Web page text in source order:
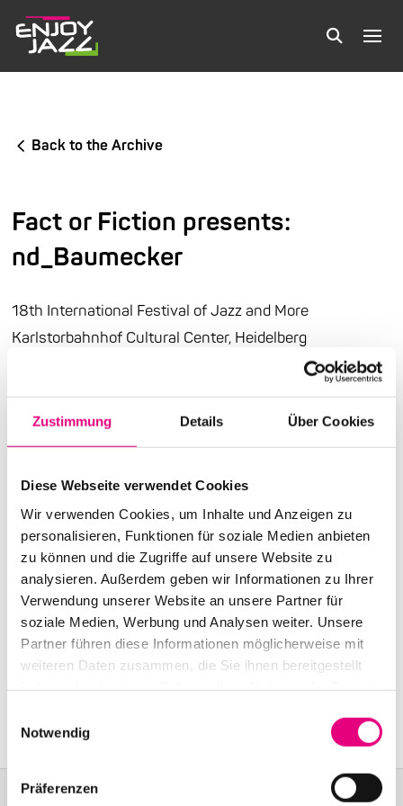
Zustimmung Details Über Cookies
Diese Webseite verwendet Cookies
Wir verwenden Cookies, um Inhalte und Anzeigen zu
personalisieren, Funktionen für soziale Medien anbieten
zu können und die Zugriffe auf unsere Website zu
analysieren. Außerdem geben wir Informationen zu Ihrer
Verwendung unserer Website an unsere Partner für
soziale Medien, Werbung und Analysen weiter. Unsere
Partner führen diese Informationen möglicherweise mit
weiteren Daten zusammen, die Sie ihnen bereitgestellt
Notwendig
Präferenzen
Back to the Archive
Fact or Fiction presents:
nd_Baumecker
18th International Festival of Jazz and More
Karlstorbahnhof Cultural Center, Heidelberg
Start:October
, 2016 – 11:00 p.m.
End:October23, 2016 - 1:00 a.m.
Advance ticket price: €6
Box office:€8
Nationality: Germany
Karlstorbahnhof Cultural Center, Heidelberg: 1Am
Karlstor, Heidelberg